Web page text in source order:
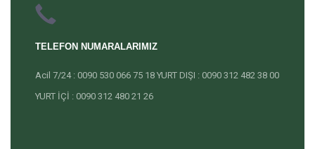
TELEFON NUMARALARIMIZ
Acil 7/24 : 0090 530 066 75 18 YURT DIŞI : 0090 312 482 38 00
YURT İÇİ : 0090 312 480 21 26